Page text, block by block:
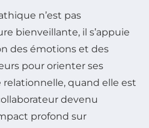
n’est pas
bienveillante, il s’appuie
des émotions et des
pour orienter ses
relationnelle, quand elle est
devenu
profond sur